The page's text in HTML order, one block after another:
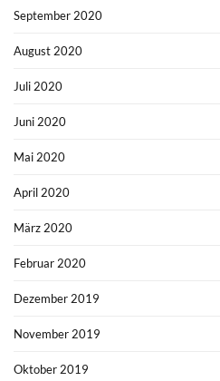
September 2020
August 2020
Juli 2020
Juni 2020
Mai 2020
April 2020
März 2020
Februar 2020
Dezember 2019
November 2019
Oktober 2019